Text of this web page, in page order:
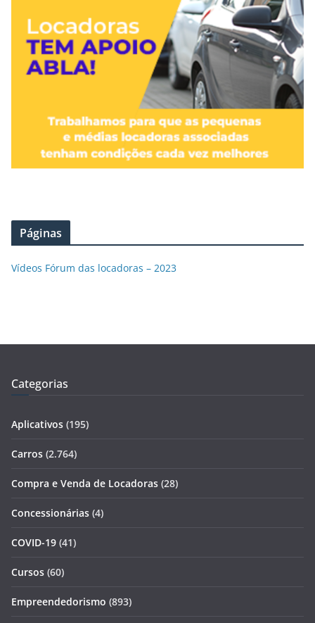
Páginas
Vídeos Fórum das locadoras – 2023
Categorias
Aplicativos (195)
Carros (2.764)
Compra e Venda de Locadoras (28)
Concessionárias (4)
COVID-19 (41)
Cursos (60)
Empreendedorismo (893)